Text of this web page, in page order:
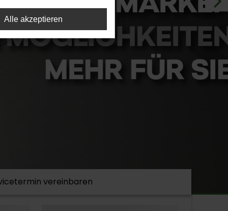
vereinbaren
Alle akzeptieren